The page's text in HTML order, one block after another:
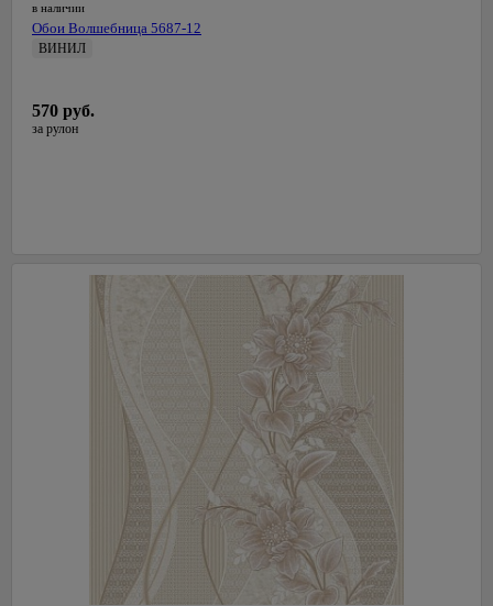
в наличии
Обои Волшебница 5687-12
ВИНИЛ
570 руб.
за рулон